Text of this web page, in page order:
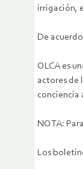
irrigación,
De
OLCA es
actores de
conciencia
NOTA:
Los